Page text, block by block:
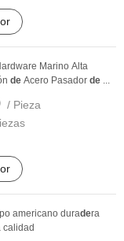
Marino Alta
de Acero Pasador de ...
/ Pieza
americano duradera
calidad